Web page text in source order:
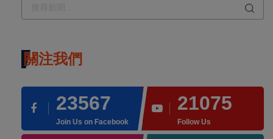
關注我們
23567
Join Us on Facebook
21075
Follow Us